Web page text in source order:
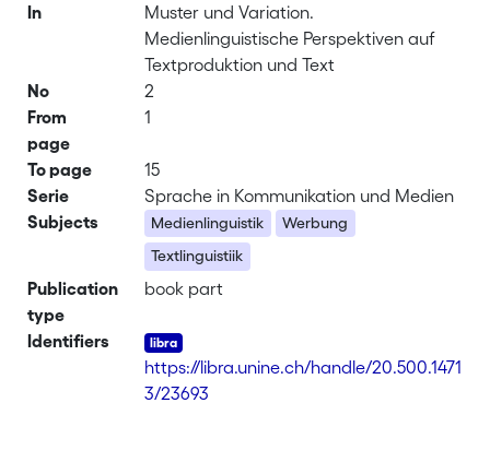
In
Muster und Variation.
Medienlinguistische Perspektiven auf
Textproduktion und Text
No
2
From
page
1
To page
15
Serie
Sprache in Kommunikation und Medien
Subjects
Medienlinguistik
Werbung
Textlinguistiik
Publication
type
book part
Identifiers
https://libra.unine.ch/handle/20.500.1471
3/23693